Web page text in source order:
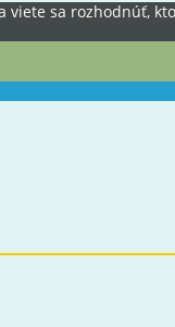
viete sa rozhodnúť,